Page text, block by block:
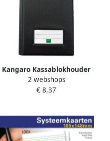
Kangaro Kassablokhouder
Expres SI KC626 met 2
klemmechanieken zwart
2 webshops
€ 8,37